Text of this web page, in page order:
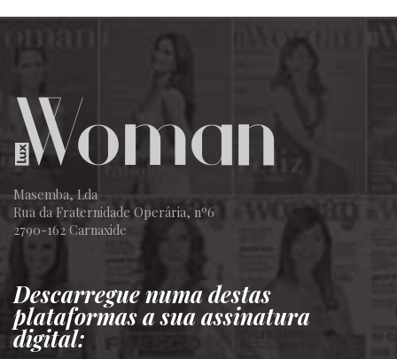
Masemba, Lda
Rua da Fraternidade Operária, nº6
2790-162 Carnaxide
Descarregue numa destas
plataformas a sua assinatura
digital: